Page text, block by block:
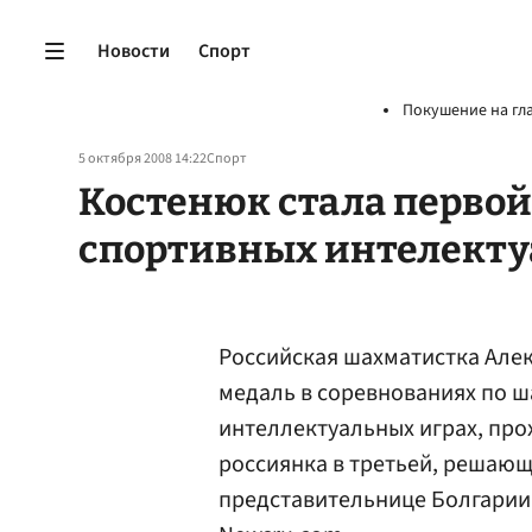
Новости Спорт
Покушение на
5 октября 2008 14:22Спорт
Костенюк стала
спортивных
Российская шахматистка
медаль в соревнованиях по
интеллектуальных играх,
россиянка в третьей,
представительнице Болгарии